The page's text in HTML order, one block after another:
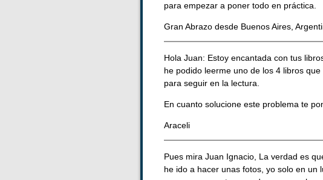
para empezar a poner todo en práctica.
Gran Abrazo desde Buenos Aires,
Hola Juan: Estoy encantada con tus
he podido leerme uno de los 4 libros
para seguir en la lectura.
En cuanto solucione este problema te
Araceli
Pues mira Juan Ignacio, La verdad es
he ido a hacer unas fotos, yo solo en un